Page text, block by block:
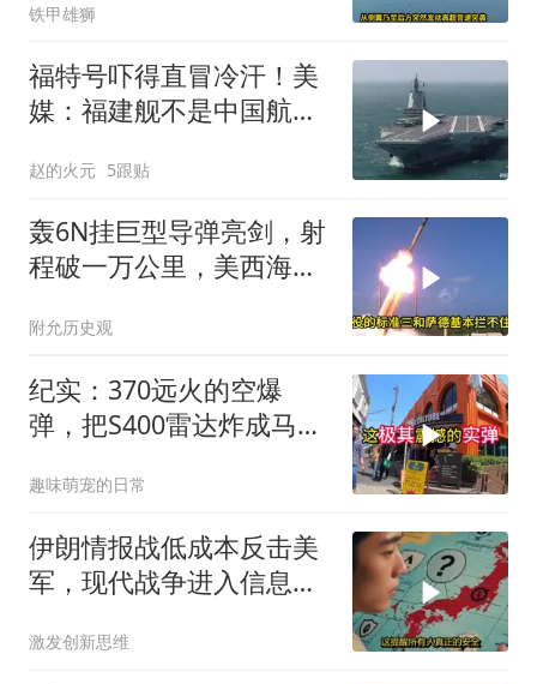
铁甲雄狮
福特号吓得直冒冷汗！美
媒：福建舰不是中国航母
赵的火元 5跟贴
轰6N挂巨型导弹亮剑，射
程破一万公里，美西海岸
附允历史观
纪实：370远火的空爆
弹，把S400雷达炸成马蜂
了
趣味萌宠的日常
伊朗情报战低成本反击美
军，现代战争进入信息战
激发创新思维